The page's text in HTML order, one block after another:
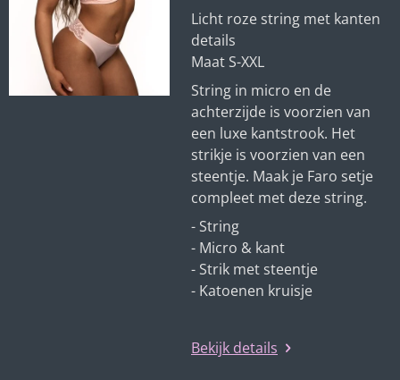
Licht roze string met kanten
details
Maat S-XXL
String in micro en de
achterzijde is voorzien van
een luxe kantstrook. Het
strikje is voorzien van een
steentje. Maak je Faro setje
compleet met deze string.
- String
- Micro & kant
- Strik met steentje
- Katoenen kruisje
Bekijk details